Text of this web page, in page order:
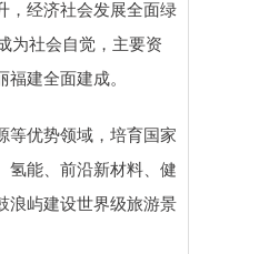
，经济社会发展全面绿
为社会自觉，主要资
建全面建成。
优势领域，培育国家
氢能、前沿新材料、健
浪屿建设世界级旅游景